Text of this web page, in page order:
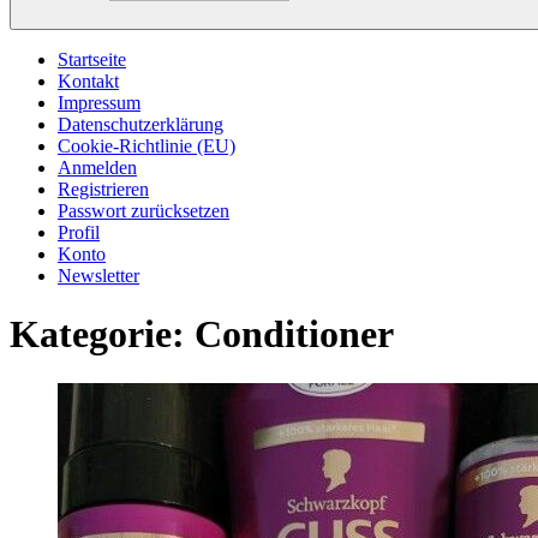
Startseite
Kontakt
Impressum
Datenschutzerklärung
Cookie-Richtlinie (EU)
Anmelden
Registrieren
Passwort zurücksetzen
Profil
Konto
Newsletter
Kategorie: Conditioner